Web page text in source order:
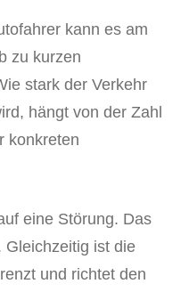
kann es am
zu kurzen
stark der Verkehr
hängt von der Zahl
konkreten
eine Störung. Das
Gleichzeitig ist die
und richtet den